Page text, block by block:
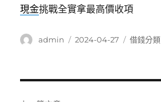
現金挑戰全實拿最高價收項
作
admin
發
2024-04-27
分
借錢分類